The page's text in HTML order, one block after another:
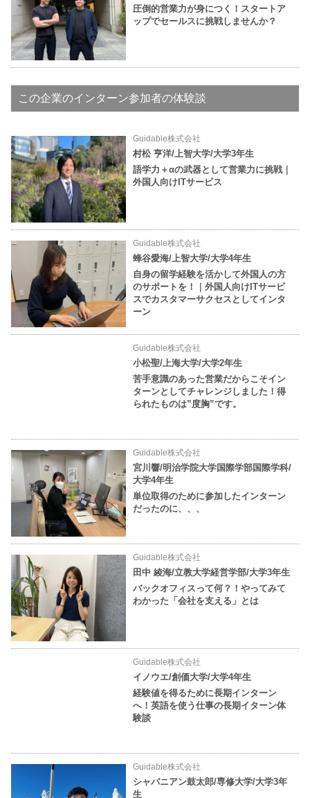
圧倒的営業力が身につく！スタートア
ップでセールスに挑戦しませんか？
この企業のインターン参加者の体験談
Guidable株式会社
村松 亨洋/上智大学/大学3年生
語学力＋α​​の武器として営業力に挑戦｜
外国人向けITサービス
Guidable株式会社
蜂谷愛海/上智大学/大学4年生
自身の留学経験を活かして外国人の方
のサポートを！｜外国人向けITサービ
スでカスタマーサクセスとしてインタ
ーン
Guidable株式会社
小松聖/上海大学/大学2年生
苦手意識のあった営業だからこそイン
ターンとしてチャレンジしました！得
られたものは”度胸”です。
Guidable株式会社
宮川響/明治学院大学国際学部国際学科/
大学4年生
単位取得のために参加したインターン
だったのに、、、
Guidable株式会社
田中 綾海/立教大学経営学部/大学3年生
バックオフィスって何？！やってみて
わかった「会社を支える」とは
Guidable株式会社
イノウエ/創価大学/大学4年生
経験値を得るために長期インターン
へ！英語を使う仕事の長期イターン体
験談
Guidable株式会社
シャバニアン鼓太郎/専修大学/大学3年
生